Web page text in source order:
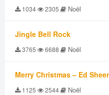
1034 2305 Noël
Jingle Bell Rock
3765 6688 Noël
Merry Christmas – Ed
1125 2544 Noël